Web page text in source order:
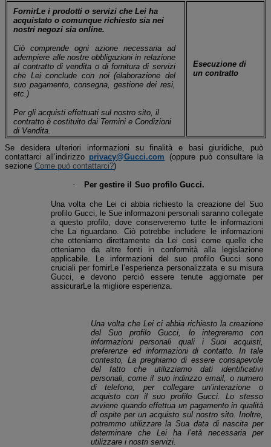
FornirLe i prodotti o servizi che Lei ha
acquistato o comunque richiesto sia nei
nostri negozi sia online.
Ciò comprende ogni azione necessaria ad
adempiere alle nostre obbligazioni in relazione
al contratto di vendita o di fornitura di servizi
che Lei conclude con noi (elaborazione del
suo pagamento, consegna, gestione dei resi,
etc.)
Per gli acquisti effettuati sul nostro sito, il
contratto è costituito dai Termini e Condizioni
di Vendita.
Esecuzione di
un contratto
Se desidera ulteriori informazioni su finalità e basi giuridiche, può
contattarci all’indirizzo privacy@Gucci.com
(oppure può consultare la
sezione Come può contattarci?)
· Per gestire il Suo profilo Gucci.
Una volta che Lei ci abbia richiesto la creazione del Suo
profilo Gucci, le Sue informazoni personali saranno collegate
a questo profilo, dove conserveremo tutte le informazioni
che La riguardano. Ciò potrebbe includere le informazioni
che otteniamo direttamente da Lei così come quelle che
otteniamo da altre fonti in conformità alla legislazione
applicabile. Le informazioni del suo profilo Gucci sono
cruciali per fornirLe l’esperienza personalizzata e su misura
Gucci, e devono perciò essere tenute aggiornate per
assicurarLe la migliore esperienza.
Una volta che Lei ci abbia richiesto la creazione
del Suo profilo Gucci, lo integreremo con
informazioni personali quali i Suoi acquisti,
preferenze ed informazioni di contatto. In tale
contesto, La preghiamo di essere consapevole
del fatto che utilizziamo dati identificativi
personali, come il suo indirizzo email, o numero
di telefono, per collegare un’interazione o
acquisto con il suo profilo Gucci. Lo stesso
avviene quando effettua un pagamento in qualità
di ospite per un acquisto sul nostro sito. Inoltre,
potremmo utilizzare la Sua data di nascita per
determinare che Lei ha l’età necessaria per
utilizzare i nostri servizi.